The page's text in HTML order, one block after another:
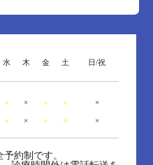
水 木 金 土 日/祝
● × ● ● ×
● × ● ★ ×
約制です。